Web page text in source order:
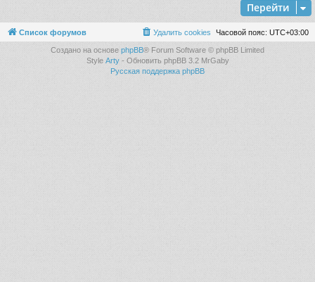
Перейти
Список форумов Часовой пояс: UTC+03:00
Удалить cookies
Создано на основе phpBB® Forum Software © phpBB Limited
Style Arty- Обновить phpBB 3.2 MrGaby
Русская поддержка phpBB